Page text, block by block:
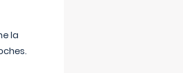
la